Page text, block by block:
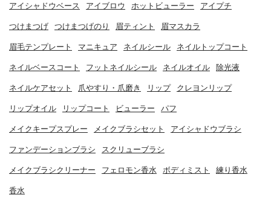
アイシャドウベース アイブロウ ホットビューラー アイプチ
つけまつげ つけまつげのり 眉ティント 眉マスカラ
眉毛テンプレート マニキュア ネイルシール ネイルトップコート
ネイルベースコート フットネイルシール ネイルオイル 除光液
ネイルケアセット 爪やすり・爪磨き リップ クレヨンリップ
リップオイル リップコート ビューラー パフ
メイクキープスプレー メイクブラシセット アイシャドウブラシ
ファンデーションブラシ スクリューブラシ
メイクブラシクリーナー フェロモン香水 ボディミスト 練り香水
香水